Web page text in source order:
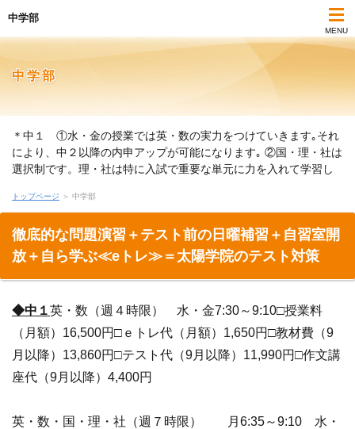
中学部
MENU
中学部
＊中１ ①水・金の授業では英・数の実力をつけていきます｡それ
により、中２以降の内申アップが可能になります｡ ②国・理・社は
選択制です。理・社は特に入試で重要な単元に力を入れて学習し
の学習をします。 ＊中２ ①英語と数学の実力をつけながら，内
るのは３学期の内申ですが，３学期の内申は１・２学期の成績も
総合されてつきますから，１・２学期のうちから学校の成績を意
上げるために定期テスト対策や補習などに全力を傾けます｡特に夏
休みまでは部活がもっとも忙しく，修学旅行などもありますので
細心の注意を払います｡②後半は入試に向けて徹底的に実力をつけ
ていきます｡
トップページ ＞ 中学部
徹底的な問題演習＋テスト前の日曜補習＋自習室開
放＋自ら学ぶ≪eトレ≫＝太陽学院のテスト対策
◆中１英・数（週４時限） 水・金7:30～9:10□授業料
（月額）16,500円□ｅトレ代（月額）1,650円□教材費（9
月以降）13,860円□テスト代（9月以降）11,990円□作文講
座代（9月以降）4,400円
英・数・国・理・社（週７時限） 月6:35～9:10 水・